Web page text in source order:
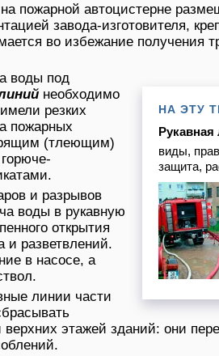
пожарной автоцистерне
завода-изготовителя,
во избежание получения
НА ЭТУ
Рукавная
виды,
защита,
воды под
необходимо
резких
пожарных
(тлеющим)
и разрывов
воды в рукавную
открытия
и разветвлений.
в насосе, а
линии части
этажей зданий: они